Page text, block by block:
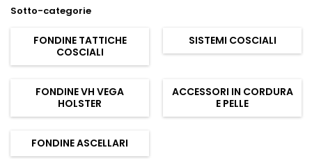
Sotto-categorie
FONDINE TATTICHE
COSCIALI
SISTEMI COSCIALI
FONDINE VH VEGA
HOLSTER
ACCESSORI IN CORDURA
E PELLE
FONDINE ASCELLARI